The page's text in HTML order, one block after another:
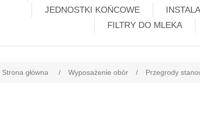
JEDNOSTKI KOŃCOWE
FILTRY DO MLEKA
Strona główna / Wyposażenie obór / Przegrody